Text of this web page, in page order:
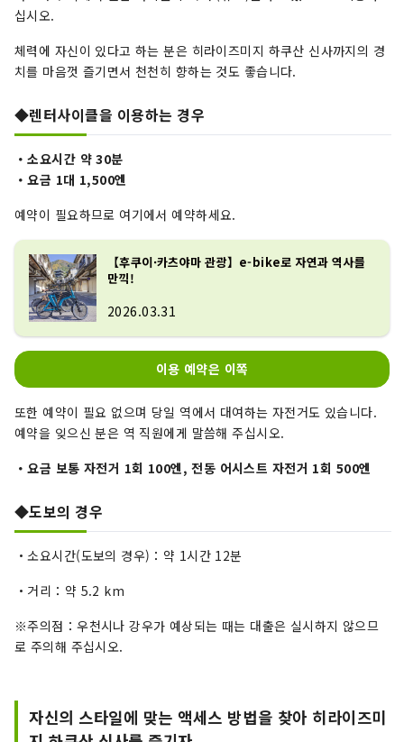
십시오.
체력에 자신이 있다고 하는 분은 히라이즈미지 하쿠산 신사까지의 경
치를 마음껏 즐기면서 천천히 향하는 것도 좋습니다.
◆렌터사이클을 이용하는 경우
・소요시간 약 30분
・요금 1대 1,500엔
예약이 필요하므로 여기에서 예약하세요.
【후쿠이·카츠야마 관광】e-bike로 자연과 역사를
만끽!
2026.03.31
이용 예약은 이쪽
또한 예약이 필요 없으며 당일 역에서 대여하는 자전거도 있습니다.
예약을 잊으신 분은 역 직원에게 말씀해 주십시오.
・요금 보통 자전거 1회 100엔, 전동 어시스트 자전거 1회 500엔
◆도보의 경우
・소요시간(도보의 경우)：약 1시간 12분
・거리：약 5.2 km
※주의점：우천시나 강우가 예상되는 때는 대출은 실시하지 않으므
로 주의해 주십시오.
자신의 스타일에 맞는 액세스 방법을 찾아 히라이즈미